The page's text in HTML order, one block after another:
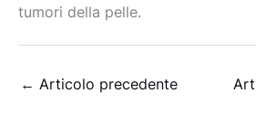
tumori della pelle.
← Articolo precedente